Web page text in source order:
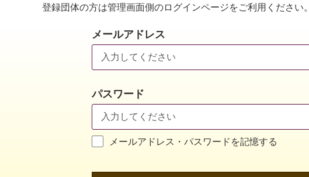
登録団体の方は管理画面側のログインページをご利用ください。
メールアドレス
パスワード
メールアドレス・パスワードを記憶する